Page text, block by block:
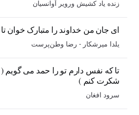
زنده یاد کشیش ورویر آوانسیان
ای جان من خداوند را متبارک خوان تا
یلدا میرشکار - رضا وطن‌پرست
تا که نفس دارم تو را حمد می گویم
شکرت کنم )
سرود افغان